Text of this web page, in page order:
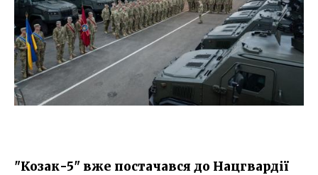
"Козак-5" вже постачався до Нацгвардії